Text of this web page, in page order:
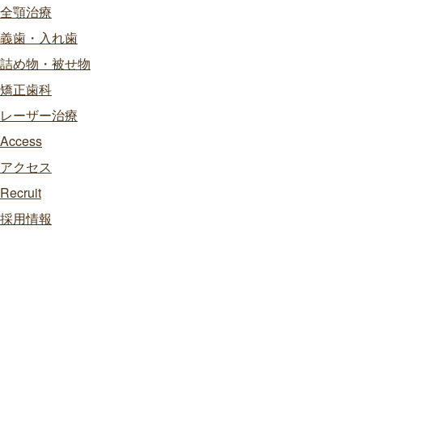
全顎治療
義歯・入れ歯
詰め物・被せ物
矯正歯科
レーザー治療
Access
アクセス
Recruit
採用情報